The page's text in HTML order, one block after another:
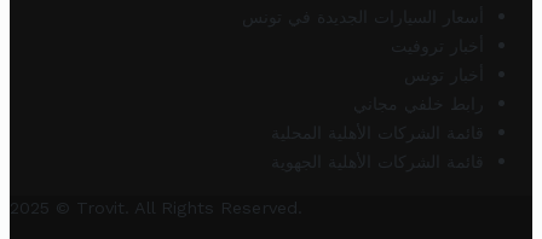
أسعار السيارات الجديدة في تونس
أخبار تروفيت
أخبار تونس
رابط خلفي مجاني
قائمة الشركات الأهلية المحلية
قائمة الشركات الأهلية الجهوية
2025 © Trovit. All Rights Reserved.